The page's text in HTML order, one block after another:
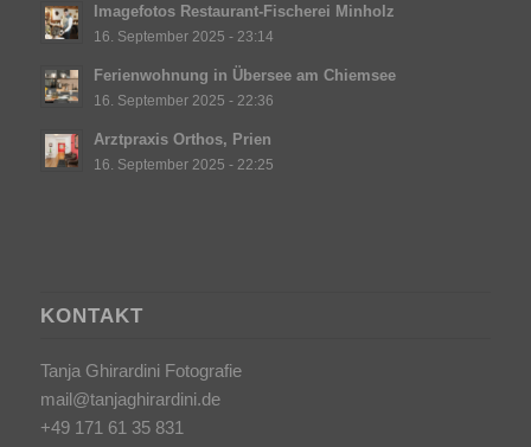
Imagefotos Restaurant-Fischerei Minholz
16. September 2025 - 23:14
Ferienwohnung in Übersee am Chiemsee
16. September 2025 - 22:36
Arztpraxis Orthos, Prien
16. September 2025 - 22:25
KONTAKT
Tanja Ghirardini Fotografie
mail@tanjaghirardini.de
+49 171 61 35 831